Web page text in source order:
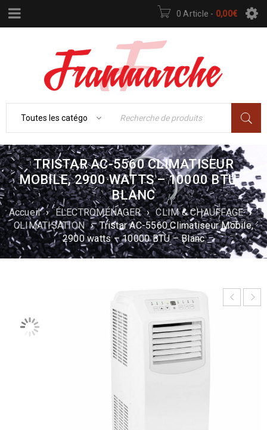
0 Article - 0,00€
TRISTAR AC-5560 CLIMATISEUR
MOBILE, 2900 WATTS – 10000 BTU –
BLANC
Accueil › ÉLECTROMÉNAGER › CLIM & CHAUFFAGE ›
CLIMATISATION › Tristar AC-5560 Climatiseur Mobile,
2900 watts – 10000 BTU – Blanc